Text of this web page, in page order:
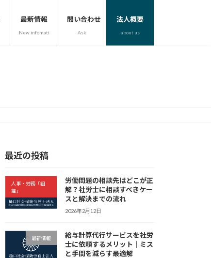
最新情報
New infomation
問い合わせ
Ask
法人概要
about us
最近の投稿
人事・労務「組
織」
労働問題の相談先はどこが正
解？社労士に相談すべきケー
スと解決までの流れ
2026年2月12日
最新情報
給与計算代行サービスを社労
士に依頼するメリット｜ミス
と手間を減らす最適解